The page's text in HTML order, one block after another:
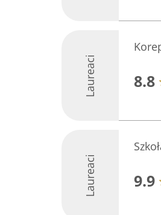
Laureaci 8.8
Laureaci 9.9